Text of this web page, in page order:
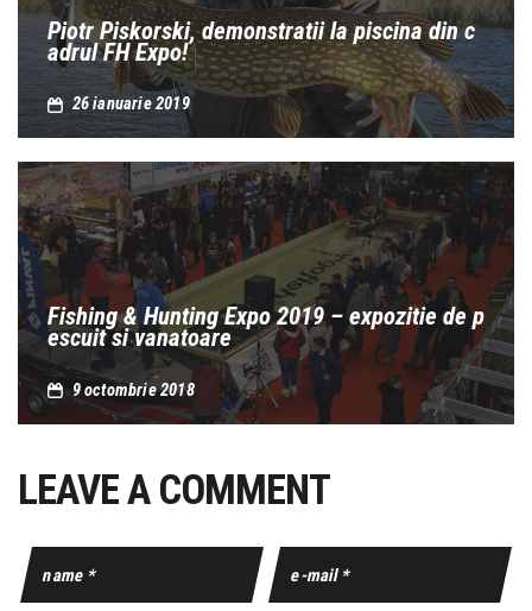
Piotr Piskorski, demonstratii la piscina din c
adrul FH Expo!
26 ianuarie 2019
Fishing & Hunting Expo 2019 – expozitie de p
escuit si vanatoare
9 octombrie 2018
LEAVE A COMMENT